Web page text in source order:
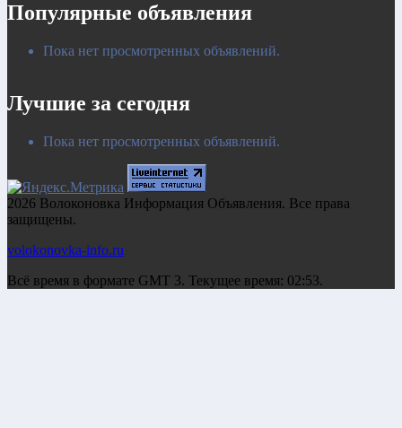
Популярные объявления
Пока нет просмотренных объявлений.
Лучшие за сегодня
Пока нет просмотренных объявлений.
2026 Волоконовка Информация Объявления. Все права
защищены.
volokonovka-info.ru
Всё время в формате GMT 3. Текущее время: 02:53.